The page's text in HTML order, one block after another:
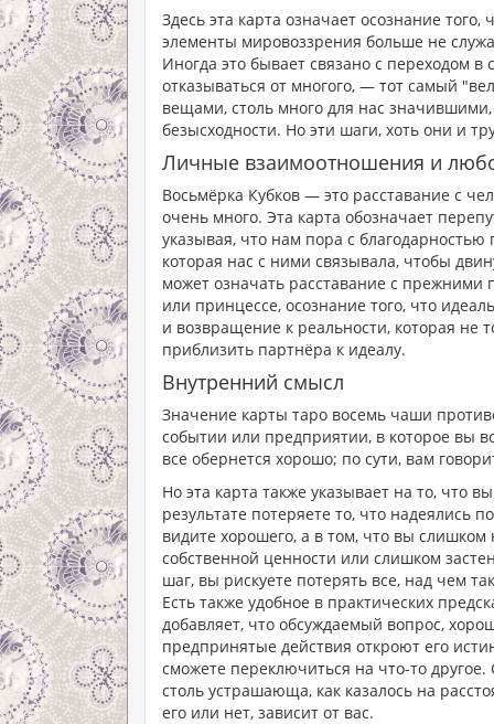
Здесь эта карта означает осознание
элементы мировоззрения больше не
Иногда это бывает связано с переходом
отказываться от многого, — тот самый
вещами, столь много для нас
безысходности. Но эти шаги, хоть они и
Личные взаимоотношения и
Восьмёрка Кубков — это расставание с
очень много. Эта карта обозначает
указывая, что нам пора с
которая нас с ними связывала, чтобы
может означать расставание с прежними
или принцессе, осознание того, что
и возвращение к реальности, которая не
приблизить партнёра к идеалу.
Внутренний смысл
Значение карты таро восемь чаши
событии или предприятии, в которое вы
все обернется хорошо; по сути, вам
Но эта карта также указывает на то, что
результате потеряете то, что надеялись
видите хорошего, а в том, что вы
собственной ценности или слишком
шаг, вы рискуете потерять все, над чем
Есть также удобное в практических
добавляет, что обсуждаемый вопрос,
предпринятые действия откроют его
сможете переключиться на что-то
столь устрашающа, как казалось на
его или нет, зависит от вас.